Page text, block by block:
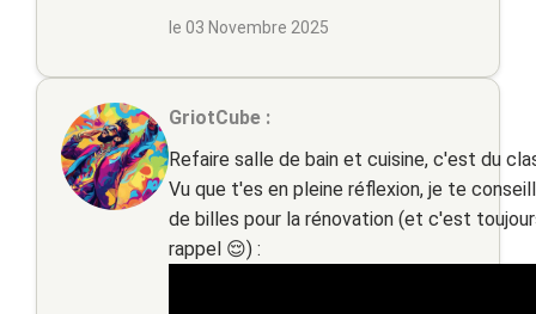
le 03 Novembre 2025
GriotCube :
Refaire salle de bain et cuisine, c'est du
Vu que t'es en pleine réflexion, je te
de billes pour la rénovation (et c'est
rappel 😌) :